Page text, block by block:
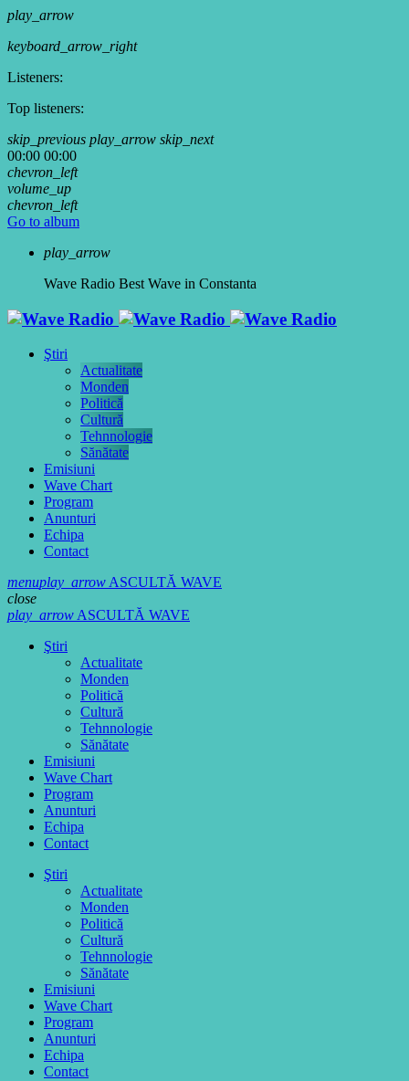
play_arrow
keyboard_arrow_right
Listeners:
Top listeners:
skip_previous play_arrow skip_next
00:00 00:00
chevron_left
volume_up
chevron_left
Go to album
play_arrow
Wave Radio Best Wave in Constanta
Ştiri
Actualitate
Monden
Politică
Cultură
Tehnnologie
Sănătate
Emisiuni
Wave Chart
Program
Anunturi
Echipa
Contact
menuplay_arrowASCULTĂ WAVE
close
play_arrowASCULTĂ WAVE
Ştiri
Actualitate
Monden
Politică
Cultură
Tehnnologie
Sănătate
Emisiuni
Wave Chart
Program
Anunturi
Echipa
Contact
Ştiri
Actualitate
Monden
Politică
Cultură
Tehnnologie
Sănătate
Emisiuni
Wave Chart
Program
Anunturi
Echipa
Contact